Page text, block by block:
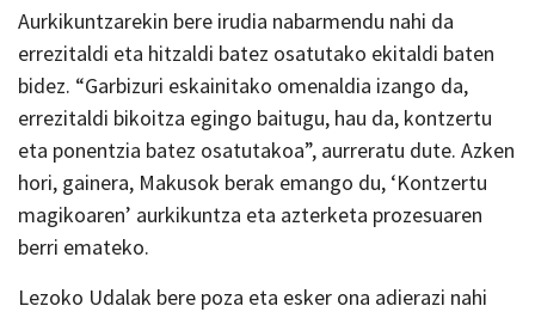
Aurkikuntzarekin bere irudia nabarmendu nahi da
errezitaldi eta hitzaldi batez osatutako ekitaldi baten
bidez. “Garbizuri eskainitako omenaldia izango da,
errezitaldi bikoitza egingo baitugu, hau da, kontzertu
eta ponentzia batez osatutakoa”, aurreratu dute. Azken
hori, gainera, Makusok berak emango du, ‘Kontzertu
magikoaren’ aurkikuntza eta azterketa prozesuaren
berri emateko.
Lezoko Udalak bere poza eta esker ona adierazi nahi